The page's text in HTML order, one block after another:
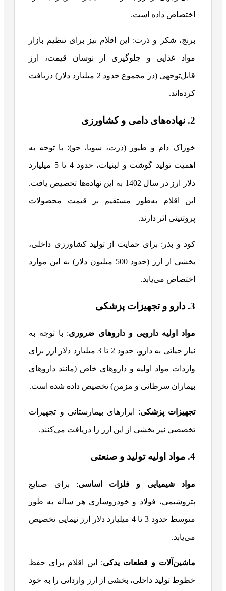
اختصاص داده است.
برنج، شکر و ذرت: این اقلام نیز برای تنظیم بازار
مواد غذایی و جلوگیری از نوسان قیمت، ارز
قابل‌توجهی (در مجموع حدود 2 میلیارد دلار) دریافت
کرده‌اند.
2. نهاده‌های دامی و کشاورزی
خوراک دام و طیور (ذرت، سویا، جو): با توجه به
اهمیت تولید گوشت و لبنیات، حدود 4 تا 5 میلیارد
دلار ارز در سال 1402 به این نهاده‌ها تخصیص یافت.
این اقلام به‌طور مستقیم بر قیمت محصولات
پروتئینی اثر دارند.
کود و بذر: برای حمایت از تولید کشاورزی داخلی،
بخشی از ارز (حدود 500 میلیون دلار) به این موارد
اختصاص می‌یابد.
3. دارو و تجهیزات پزشکی
مواد اولیه دارویی و داروهای ضروری: با توجه به
نیاز حیاتی به دارو، حدود 2 تا 3 میلیارد دلار ارز برای
واردات مواد اولیه و داروهای خاص (مانند داروهای
بیماران سرطانی و مزمن) تخصیص داده شده است.
تجهیزات پزشکی: ابزارهای بیمارستانی و تجهیزات
تخصصی نیز بخشی از این ارز را دریافت می‌کنند.
4. مواد اولیه تولید و صنعتی
مواد شیمیایی و فلزات اساسی: برای صنایع
پتروشیمی، فولاد و خودروسازی هر ساله به طور
متوسط حدود 3 تا 4 میلیارد دلار ارز نیمایی تخصیص
می‌یابد.
ماشین‌آلات و قطعات یدکی: این اقلام برای حفظ
خطوط تولید داخلی، بخشی از ارز وارداتی را به خود